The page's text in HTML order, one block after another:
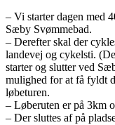
– Vi starter dagen med
Sæby Svømmebad.
– Derefter skal der
landevej og cykelsti.
starter og slutter ved
mulighed for at få fyldt
løbeturen.
– Løberuten er på 3km
– Der sluttes af på